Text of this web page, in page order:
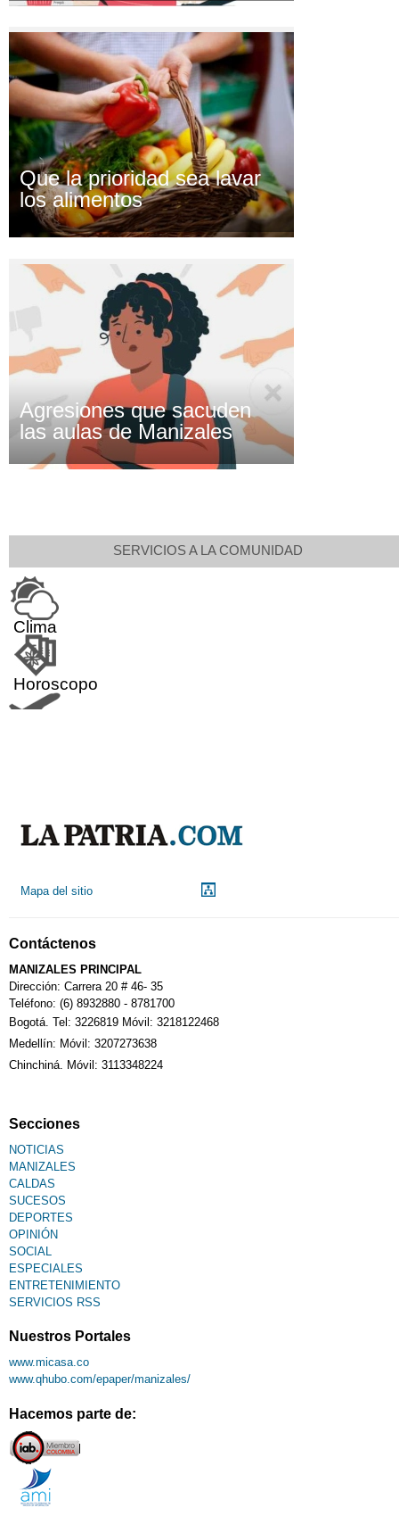
Que la prioridad sea lavar
los alimentos
Agresiones que sacuden
las aulas de Manizales
SERVICIOS A LA COMUNIDAD
Clima
Horoscopo
Calendario Tributario
Sudoku
Mapa del sitio
Contáctenos
MANIZALES PRINCIPAL
Dirección: Carrera 20 # 46- 35
Teléfono: (6) 8932880 - 8781700
Bogotá. Tel: 3226819 Móvil: 3218122468
Medellín: Móvil: 3207273638
Chinchiná. Móvil: 3113348224
Secciones
NOTICIAS
MANIZALES
CALDAS
SUCESOS
DEPORTES
OPINIÓN
SOCIAL
ESPECIALES
ENTRETENIMIENTO
SERVICIOS RSS
Nuestros Portales
www.micasa.co
www.qhubo.com/epaper/manizales/
Hacemos parte de: